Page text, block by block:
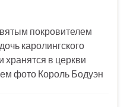
покровителем
каролингского
хранятся в церкви
фото Король Бодуэн